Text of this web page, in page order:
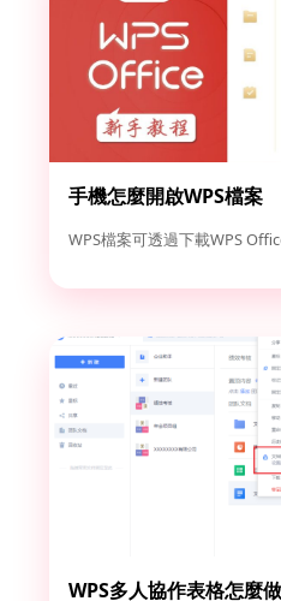
手機怎麼開啟WPS檔案
WPS檔案可透過下載WPS
WPS多人協作表格怎麼做